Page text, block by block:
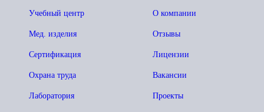
О компании
Отзывы
Лицензии
Вакансии
Проекты
Учебный центр
Мед. изделия
Сертификация
Охрана труда
Лаборатория